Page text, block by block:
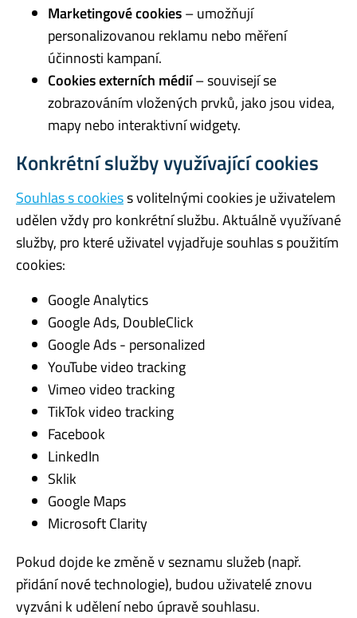
Marketingové cookies– umožňují
personalizovanou reklamu nebo měření
účinnosti kampaní.
Cookies externích médií– souvisejí se
zobrazováním vložených prvků, jako jsou videa,
mapy nebo interaktivní widgety.
Konkrétní služby využívající cookies
Souhlas s cookiess volitelnými cookies je uživatelem
udělen vždy pro konkrétní službu. Aktuálně využívané
služby, pro které uživatel vyjadřuje souhlas s použitím
cookies:
Google Analytics
Google Ads, DoubleClick
Google Ads - personalized
YouTube video tracking
Vimeo video tracking
TikTok video tracking
Facebook
LinkedIn
Sklik
Google Maps
Microsoft Clarity
Pokud dojde ke změně v seznamu služeb (např.
přidání nové technologie), budou uživatelé znovu
vyzváni k udělení nebo úpravě souhlasu.